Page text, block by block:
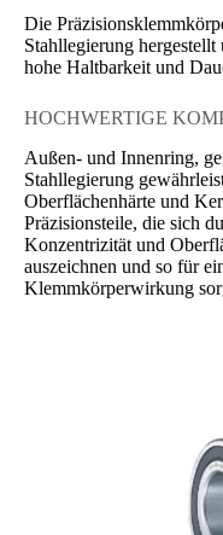
Die
Stahllegierung hergestellt
hohe Haltbarkeit und
HOCHWERTIGE
Außen- und Innenring,
Stahllegierung
Oberflächenhärte und
Präzisionsteile, die sich
Konzentrizität und
auszeichnen und so für
Klemmkörperwirkung